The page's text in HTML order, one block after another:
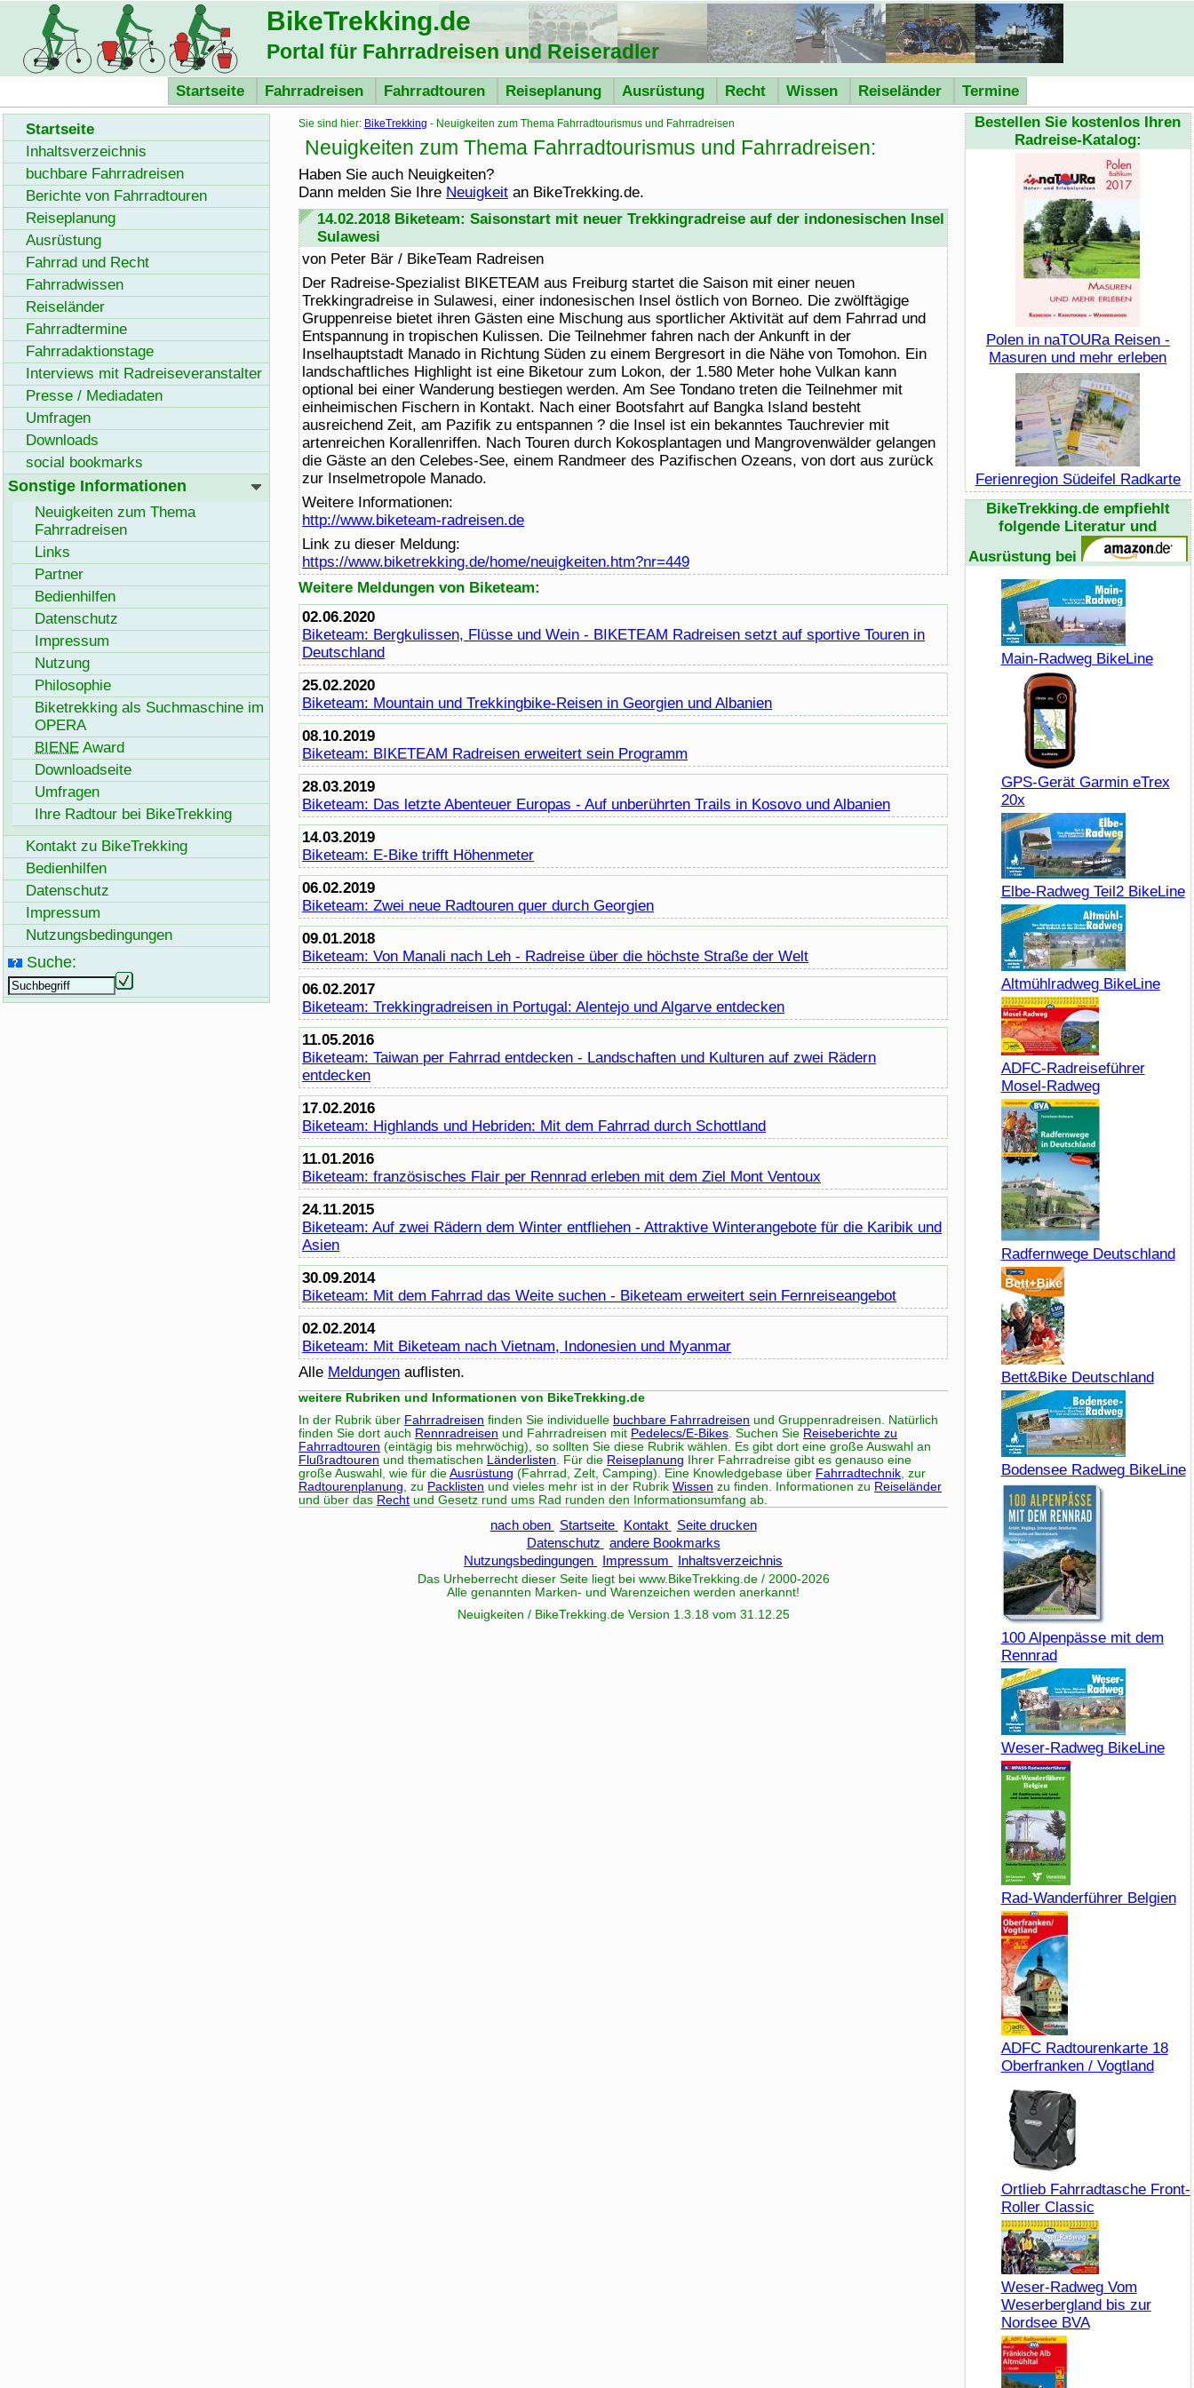
BikeTrekking.de
Portal für Fahrradreisen und Reiseradler
Startseite Fahrradreisen Fahrradtouren Reiseplanung Ausrüstung Recht Wissen Reiseländer Termine
Sie sind hier: BikeTrekking - Neuigkeiten zum Thema Fahrradtourismus und Fahrradreisen
Neuigkeiten zum Thema Fahrradtourismus und Fahrradreisen:
Haben Sie auch Neuigkeiten?
Dann melden Sie Ihre Neuigkeit an BikeTrekking.de.
14.02.2018 Biketeam: Saisonstart mit neuer Trekkingradreise auf der indonesischen Insel
Sulawesi
von Peter Bär / BikeTeam Radreisen
Der Radreise-Spezialist BIKETEAM aus Freiburg startet die Saison mit einer neuen
Trekkingradreise in Sulawesi, einer indonesischen Insel östlich von Borneo. Die zwölftägige
Gruppenreise bietet ihren Gästen eine Mischung aus sportlicher Aktivität auf dem Fahrrad und
Entspannung in tropischen Kulissen. Die Teilnehmer fahren nach der Ankunft in der
Inselhauptstadt Manado in Richtung Süden zu einem Bergresort in die Nähe von Tomohon. Ein
landschaftliches Highlight ist eine Biketour zum Lokon, der 1.580 Meter hohe Vulkan kann
optional bei einer Wanderung bestiegen werden. Am See Tondano treten die Teilnehmer mit
einheimischen Fischern in Kontakt. Nach einer Bootsfahrt auf Bangka Island besteht
ausreichend Zeit, am Pazifik zu entspannen ? die Insel ist ein bekanntes Tauchrevier mit
artenreichen Korallenriffen. Nach Touren durch Kokosplantagen und Mangrovenwälder gelangen
die Gäste an den Celebes-See, einem Randmeer des Pazifischen Ozeans, von dort aus zurück
zur Inselmetropole Manado.
Weitere Informationen:
http://www.biketeam-radreisen.de
Link zu dieser Meldung:
https://www.biketrekking.de/home/neuigkeiten.htm?nr=449
Weitere Meldungen von Biketeam:
02.06.2020
Biketeam: Bergkulissen, Flüsse und Wein - BIKETEAM Radreisen setzt auf sportive Touren in
Deutschland
25.02.2020
Biketeam: Mountain und Trekkingbike-Reisen in Georgien und Albanien
08.10.2019
Biketeam: BIKETEAM Radreisen erweitert sein Programm
28.03.2019
Biketeam: Das letzte Abenteuer Europas - Auf unberührten Trails in Kosovo und Albanien
14.03.2019
Biketeam: E-Bike trifft Höhenmeter
06.02.2019
Biketeam: Zwei neue Radtouren quer durch Georgien
09.01.2018
Biketeam: Von Manali nach Leh - Radreise über die höchste Straße der Welt
06.02.2017
Biketeam: Trekkingradreisen in Portugal: Alentejo und Algarve entdecken
11.05.2016
Biketeam: Taiwan per Fahrrad entdecken - Landschaften und Kulturen auf zwei Rädern
entdecken
17.02.2016
Biketeam: Highlands und Hebriden: Mit dem Fahrrad durch Schottland
11.01.2016
Biketeam: französisches Flair per Rennrad erleben mit dem Ziel Mont Ventoux
24.11.2015
Biketeam: Auf zwei Rädern dem Winter entfliehen - Attraktive Winterangebote für die Karibik und
Asien
30.09.2014
Biketeam: Mit dem Fahrrad das Weite suchen - Biketeam erweitert sein Fernreiseangebot
02.02.2014
Biketeam: Mit Biketeam nach Vietnam, Indonesien und Myanmar
Alle Meldungen auflisten.
weitere Rubriken und Informationen von BikeTrekking.de
In der Rubrik über Fahrradreisen finden Sie individuelle buchbare Fahrradreisen und Gruppenradreisen. Natürlich
finden Sie dort auch Rennradreisen und Fahrradreisen mit Pedelecs/E-Bikes. Suchen Sie Reiseberichte zu
Fahrradtouren (eintägig bis mehrwöchig), so sollten Sie diese Rubrik wählen. Es gibt dort eine große Auswahl an
Flußradtouren und thematischen Länderlisten. Für die Reiseplanung Ihrer Fahrradreise gibt es genauso eine
große Auswahl, wie für dieAusrüstung (Fahrrad, Zelt, Camping). Eine Knowledgebase über Fahrradtechnik, zur
Radtourenplanung, zu Packlisten und vieles mehr ist in der RubrikWissen zu finden. Informationen zu Reiseländer
und über das Recht und Gesetz rund ums Rad runden den Informationsumfang ab.
nach oben Startseite Kontakt
Seite drucken
Datenschutz
andere Bookmarks
Nutzungsbedingungen
Impressum Inhaltsverzeichnis
Das Urheberrecht dieser Seite liegt bei www. BikeTrekking.de / 2000-2026
Alle genannten Marken- und Warenzeichen werden anerkannt!
Neuigkeiten / BikeTrekking.de Version 1.3.18 vom 31.12.25
Startseite
Inhaltsverzeichnis
buchbare Fahrradreisen
Berichte von Fahrradtouren
Reiseplanung
Ausrüstung
Fahrrad und Recht
Fahrradwissen
Reiseländer
Fahrradtermine
Fahrradaktionstage
Interviews mit Radreiseveranstalter
Presse / Mediadaten
Umfragen
Downloads
social bookmarks
Sonstige Informationen
Neuigkeiten zum Thema
Fahrradreisen
Links
Partner
Bedienhilfen
Datenschutz
Impressum
Nutzung
Philosophie
Biketrekking als Suchmaschine im
OPERA
BIENE Award
Downloadseite
Umfragen
Ihre Radtour bei BikeTrekking
Kontakt zu BikeTrekking
Bedienhilfen
Datenschutz
Impressum
Nutzungsbedingungen
Suche:
Bestellen Sie kostenlos Ihren
Radreise-Katalog:
Polen in naTOURa Reisen -
Masuren und mehr erleben
Ferienregion Südeifel Radkarte
BikeTrekking.de empfiehlt
folgende Literatur und
Ausrüstung bei
Main-Radweg BikeLine
GPS-Gerät Garmin eTrex
20x
Elbe-Radweg Teil2 BikeLine
Altmühlradweg BikeLine
ADFC-Radreiseführer
Mosel-Radweg
Radfernwege Deutschland
Bett&Bike Deutschland
Bodensee Radweg BikeLine
100 Alpenpässe mit dem
Rennrad
Weser-Radweg BikeLine
Rad-Wanderführer Belgien
ADFC Radtourenkarte 18
Oberfranken / Vogtland
Ortlieb Fahrradtasche Front-
Roller Classic
Weser-Radweg Vom
Weserbergland bis zur
Nordsee BVA